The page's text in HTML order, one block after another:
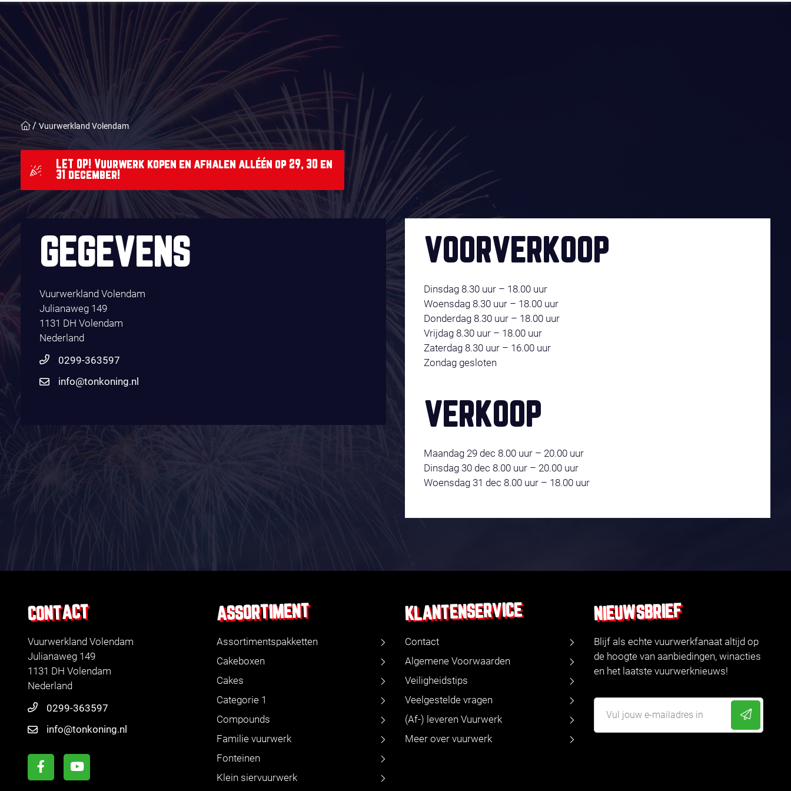
Vuurwerkland Volendam
LET OP! Vuurwerk kopen en afhalen alléén op 29, 30 en
31 december!
GEGEVENS
Vuurwerkland Volendam
Julianaweg 149
1131 DH Volendam
Nederland
0299-363597
info@tonkoning.nl
VOORVERKOOP
Dinsdag 8.30 uur – 18.00 uur
Woensdag 8.30 uur – 18.00 uur
Donderdag 8.30 uur – 18.00 uur
Vrijdag 8.30 uur – 18.00 uur
Zaterdag 8.30 uur – 16.00 uur
Zondag gesloten
VERKOOP
Maandag 29 dec 8.00 uur – 20.00 uur
Dinsdag 30 dec 8.00 uur – 20.00 uur
Woensdag 31 dec 8.00 uur – 18.00 uur
CONTACT
Vuurwerkland Volendam
Julianaweg 149
1131 DH Volendam
Nederland
0299-363597
info@tonkoning.nl
ASSORTIMENT
Assortimentspakketten
Cakeboxen
Cakes
Categorie 1
Compounds
Familie vuurwerk
Fonteinen
Klein siervuurwerk
KLANTENSERVICE
Contact
Algemene Voorwaarden
Veiligheidstips
Veelgestelde vragen
(Af-) leveren Vuurwerk
Meer over vuurwerk
NIEUWSBRIEF
Blijf als echte vuurwerkfanaat altijd op
de hoogte van aanbiedingen, winacties
en het laatste vuurwerknieuws!